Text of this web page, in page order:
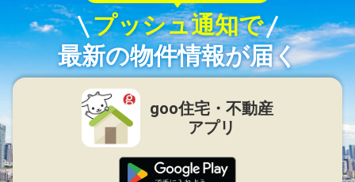
プッシュ通知で
最新の物件情報が届く
goo住宅・不動産
アプリ